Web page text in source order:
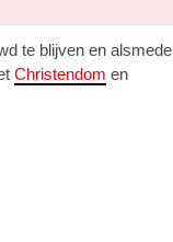
te blijven en alsmede
Christendom en